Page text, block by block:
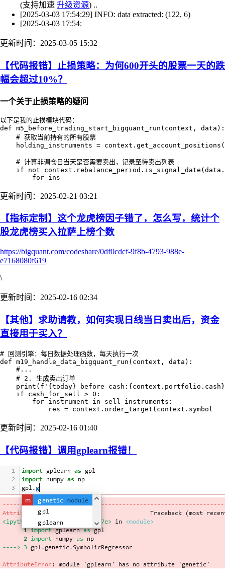
(支持加速 升级资源) ..
[2025-03-03 17:54:29] INFO: data extracted: (122, 6)
[2025-03-03 17:54:
更新时间：2025-03-05 15:32
【代码报错】止损策略：为何600开头的股票一天的跌
幅会超过10%？
一个关于止损策略的疑问
以下是我的止损模块代码：
def m5_before_trading_start_bigquant_run(context, data):
    # 获取当前持有的所有股票
holding_instruments =
    # 计算非调仓日当天是否需要卖出，记录至待卖出列表
if not
        for ins
更新时间：2025-02-21 03:21
【指标定制】这个龙虎榜因子错了，怎么写，统计个
股龙虎榜买入拉萨上榜个数
https://bigquant.com/codeshare/0df0cdcf-9f8b-4793-988e-
e7168080f619
\
更新时间：2025-02-16 02:34
【其他】求助请教，如何实现日线当日卖出后，资金
直接用于买入？
# 回测引擎：每日数据处理函数，每天执行一次
def m19_handle_data_bigquant_run(context, data):
    #...
    # 2. 生成卖出订单
print(f'{today} before
    if cash_for_sell > 0:
        for instrument in sell_instruments:
            res = context.order_target(context.symbol
更新时间：2025-02-16 01:40
【代码报错】调用gplearn报错！